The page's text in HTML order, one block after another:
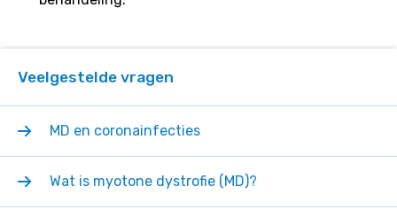
Veelgestelde vragen
MD en coronainfecties
Wat is myotone dystrofie (MD)?